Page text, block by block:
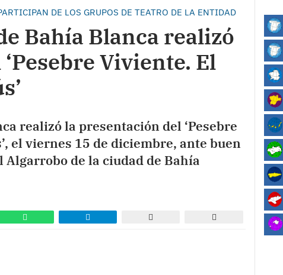
DE LOS GRUPOS DE TEATRO DE LA ENTIDAD
Bahía Blanca realizó
Viviente. El
realizó la presentación del ‘Pesebre
el viernes 15 de diciembre, ante buen
de la ciudad de Bahía